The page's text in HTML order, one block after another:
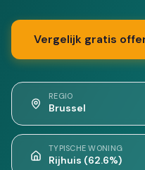
Vergelijk gratis
REGIO
Brussel
TYPISCHE WONING
Rijhuis (62.6%)